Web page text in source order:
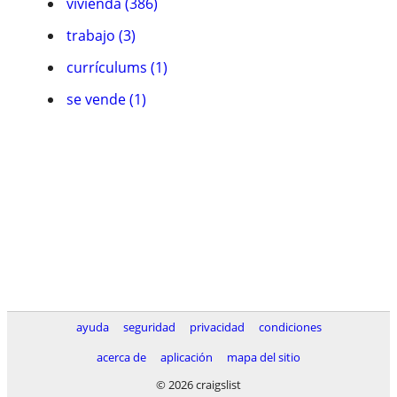
trabajo (3)
currículums (1)
se vende (1)
ayuda seguridad privacidad
condiciones
acerca de
aplicación
mapa del sitio
© 2026 craigslist